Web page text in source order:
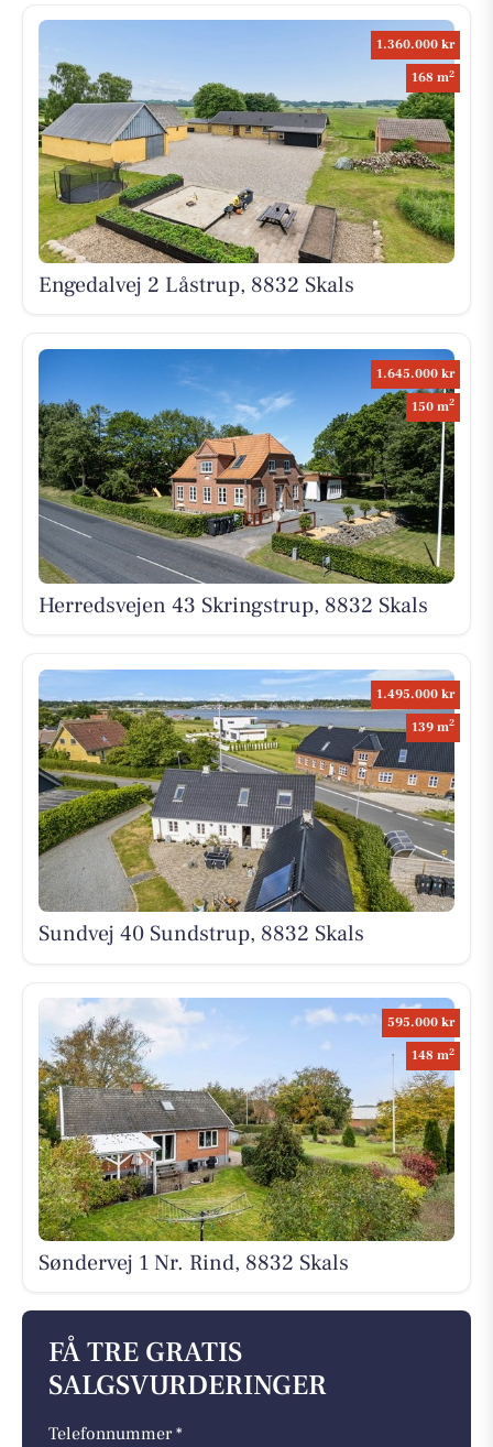
1.360.000 kr
168 m2
Engedalvej 2 Låstrup, 8832 Skals
1.645.000 kr
150 m2
Herredsvejen 43 Skringstrup, 8832 Skals
1.495.000 kr
139 m2
Sundvej 40 Sundstrup, 8832 Skals
595.000 kr
148 m2
Søndervej 1 Nr. Rind, 8832 Skals
FÅ TRE GRATIS
SALGSVURDERINGER
Telefonnummer *